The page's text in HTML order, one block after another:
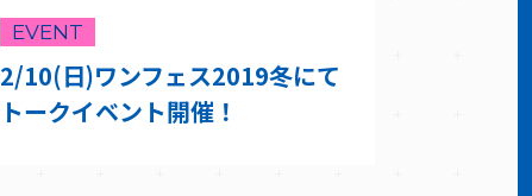
EVENT
2/10(日)ワンフェス2019冬にて
トークイベント開催！